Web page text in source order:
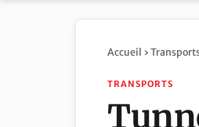
Accueil ›
TRANSPORTS